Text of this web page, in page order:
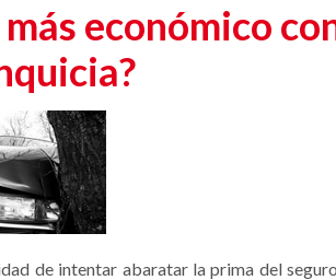
más económico
de intentar abaratar la prima del